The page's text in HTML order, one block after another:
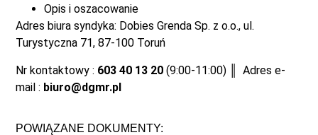
Opis i oszacowanie
Adres biura syndyka: Dobies Grenda Sp. z o.o., ul.
Turystyczna 71, 87-100 Toruń
Nr kontaktowy : 603 40 13 20 (9:00-11:00) ║ Adres e-
mail : biuro@dgmr.pl
POWIĄZANE DOKUMENTY: